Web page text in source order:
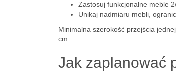
Zastosuj funkcjonalne meble
Unikaj nadmiaru mebli,
Minimalna szerokość przejścia
cm.
Jak zaplanować